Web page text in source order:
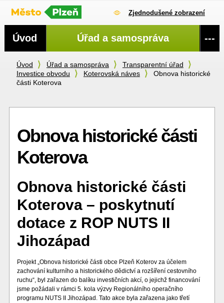
Zjednodušené zobrazení
Úvod Úřad a samospráva
Transparentní úřad
Investice obvodu
Koterovská náves
Obnova historické
části Koterova
Obnova historické části
Koterova
Obnova historické části
Koterova – poskytnutí
dotace z ROP NUTS II
Jihozápad
Projekt „Obnova historické části obce Plzeň Koterov za účelem
zachování kulturního a historického dědictví a rozšíření cestovního
ruchu“, byl zařazen do balíku investičních akcí, o jejichž financování
jsme požádali v rámci 5. kola výzvy Regionálního operačního
programu NUTS II Jihozápad. Tato akce byla zařazena jako třetí
Navigace
Úvod Úřad a samospráva ---